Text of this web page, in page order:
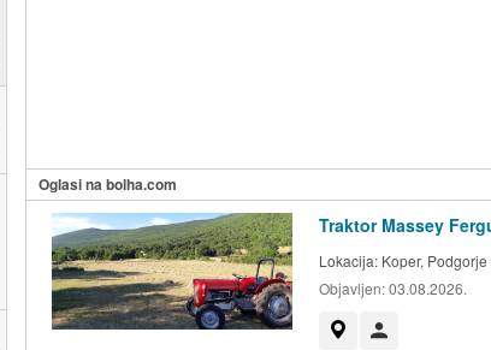
Oglasi na bolha.com
Traktor Massey
Lokacija: Koper, Podgorje
Objavljen:03.08.2026.